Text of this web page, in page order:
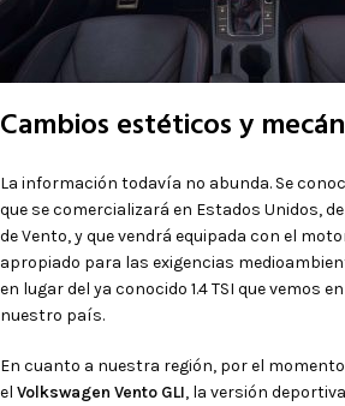
Cambios estéticos y
La información todavía no abunda. Se
que se comercializará en Estados Unidos,
de Vento, y que vendrá equipada con el
apropiado para las exigencias
en lugar del ya conocido 1.4 TSI que vemos
nuestro país.
En cuanto a nuestra región, por el
el Volkswagen Vento GLI, la versión